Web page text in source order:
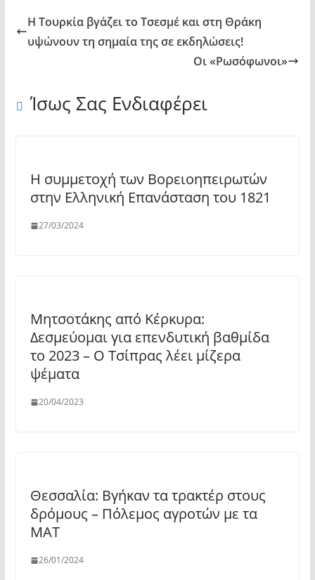
Η Τουρκία βγάζει το Τσεσμέ και στη Θράκη
υψώνουν τη σημαία της σε εκδηλώσεις!
Οι «Ρωσόφωνοι»
Ίσως Σας Ενδιαφέρει
Η συμμετοχή των Βορειοηπειρωτών
στην Ελληνική Επανάσταση του 1821
27/03/2024
Μητσοτάκης από Κέρκυρα:
Δεσμεύομαι για επενδυτική βαθμίδα
το 2023 – Ο Τσίπρας λέει μίζερα
ψέματα
20/04/2023
Θεσσαλία: Βγήκαν τα τρακτέρ στους
δρόμους – Πόλεμος αγροτών με τα
ΜΑΤ
26/01/2024